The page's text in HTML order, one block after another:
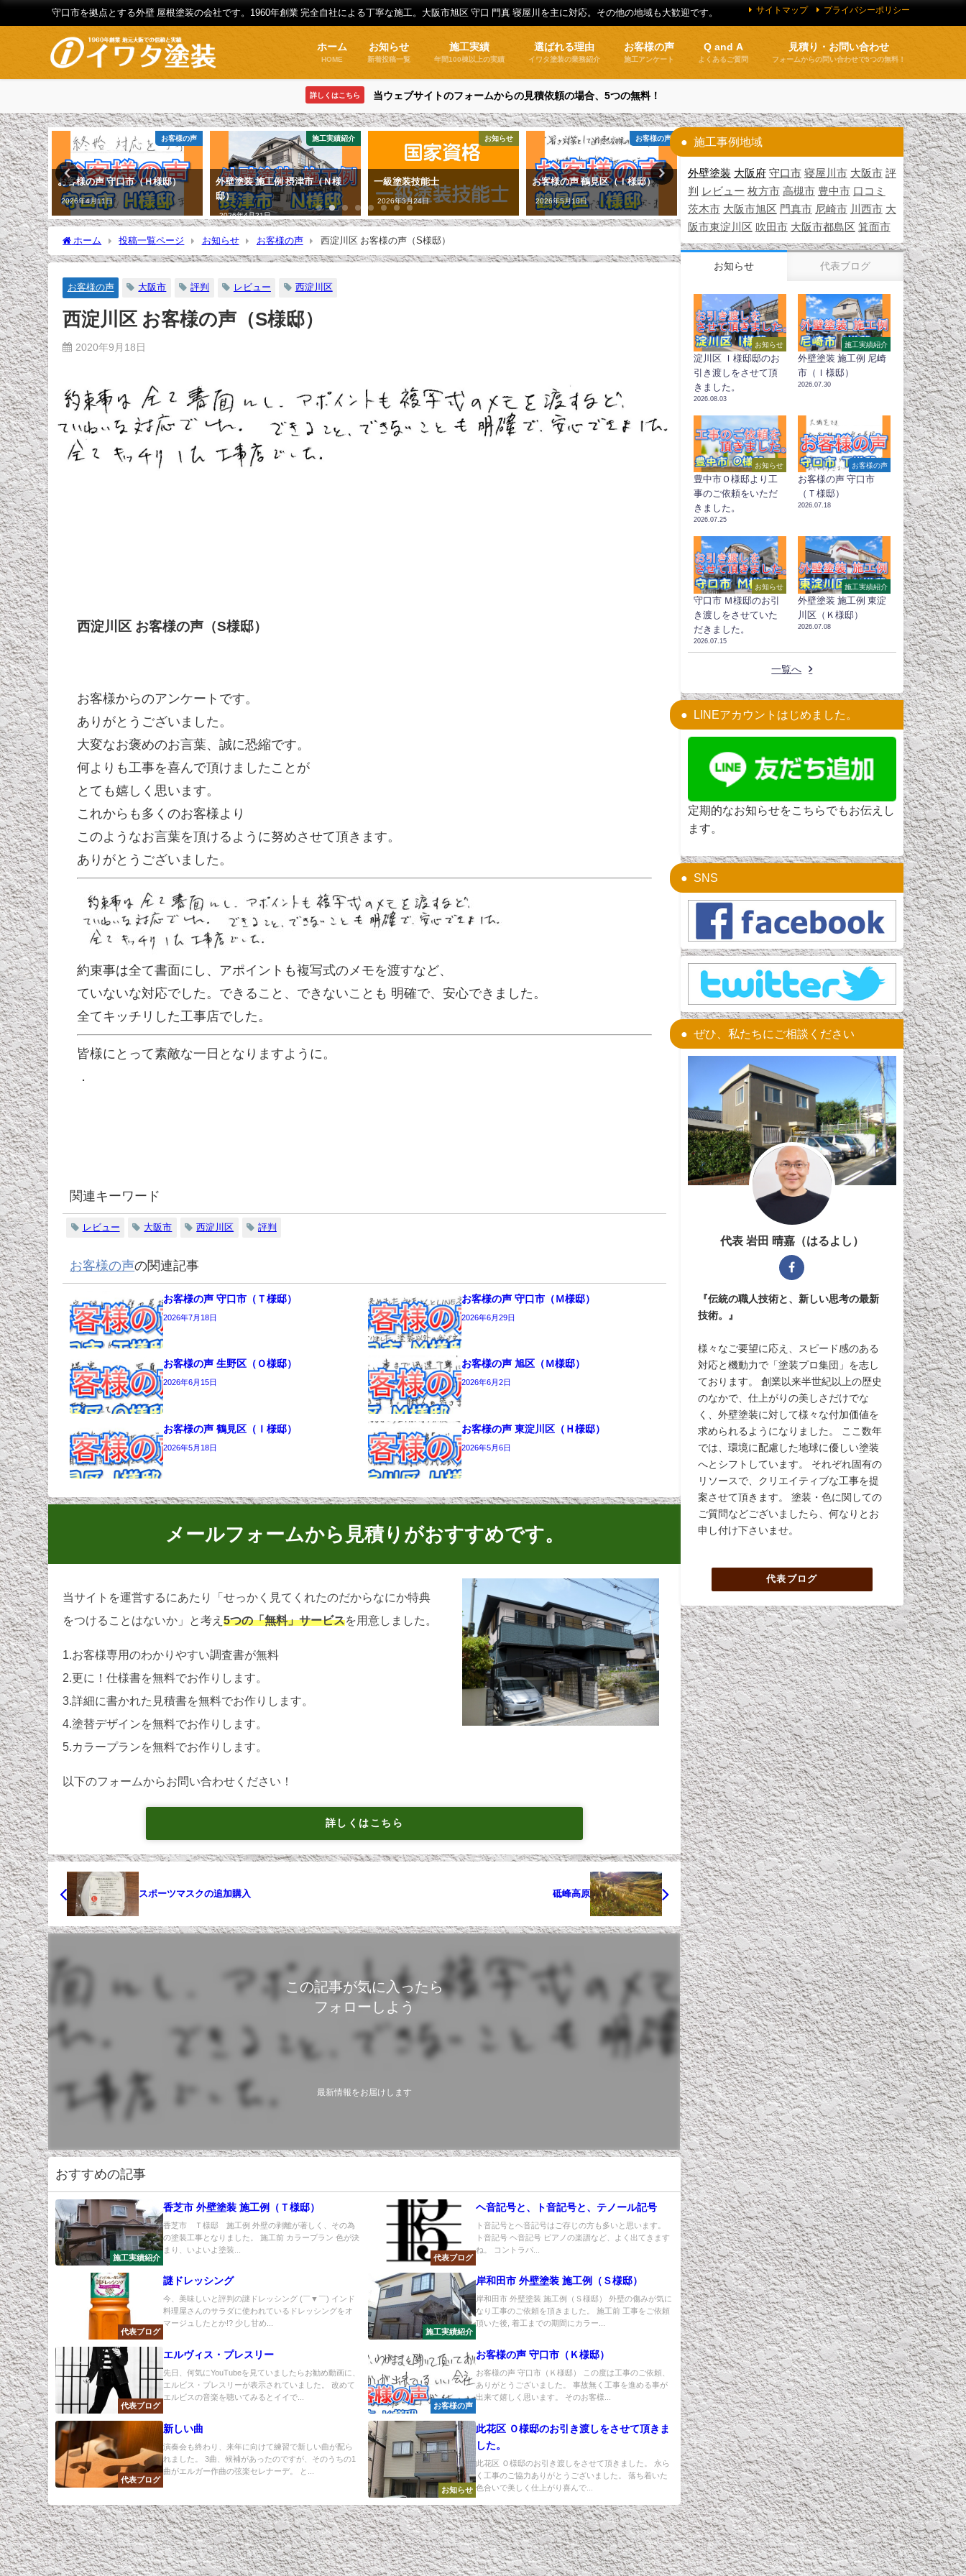
守口市を拠点とする外壁 屋根塗装の会社です。1960年創業 完全自社による丁寧な施工。大阪市旭区 守口 門真 寝屋川を主に対応。その他の地域も大歓迎です。 サイトマップ プライバシーポリシー
ホーム
HOME
お知らせ
新着投稿一覧
施工実績
年間100棟以上の実績
選ばれる理由
イワタ塗装の業務紹介
お客様の声
施工アンケート
Q and A
よくあるご質問
見積り・お問い合わせ
フォームからの問い合わせで5つの無料！
詳しくはこちら 当ウェブサイトのフォームからの見積依頼の場合、5つの無料！
お客様の声
）
お客様の声
お客様の声 守口市（Ｈ様邸）
2026年4月11日
施工実績紹介
外壁塗装 施工例 摂津市（Ｎ様
邸）
2026年4月21日
お知らせ
一級塗装技能士
2026年3月24日
お客様の声
お客様の声 鶴見区（Ｉ様邸）
2026年5月18日
外壁塗装 施工例 守口市（Ｉ様
邸）
2026年3月22日
建設業許可
ホーム 投稿一覧ページ お知らせ お客様の声 西淀川区 お客様の声（S様邸）
お客様の声 大阪市 評判 レビュー 西淀川区
西淀川区 お客様の声（S様邸）
2020年9月18日
西淀川区 お客様の声（S様邸）
お客様からのアンケートです。
ありがとうございました。
大変なお褒めのお言葉、誠に恐縮です。
何よりも工事を喜んで頂けましたことが
とても嬉しく思います。
これからも多くのお客様より
このようなお言葉を頂けるように努めさせて頂きます。
ありがとうございました。
約束事は全て書面にし、アポイントも複写式のメモを渡すなど、
ていないな対応でした。できること、できないことも 明確で、安心できました。
全てキッチリした工事店でした。
皆様にとって素敵な一日となりますように。
．
関連キーワード
レビュー 大阪市 西淀川区 評判
お客様の声の関連記事
お客様の声 守口市（Ｔ様邸）
2026年7月18日
お客様の声 守口市（Ｍ様邸）
2026年6月29日
お客様の声 生野区（Ｏ様邸）
2026年6月15日
お客様の声 旭区（Ｍ様邸）
2026年6月2日
お客様の声 鶴見区（Ｉ様邸）
2026年5月18日
お客様の声 東淀川区（Ｈ様邸）
2026年5月6日
メールフォームから見積りがおすすめです。
当サイトを運営するにあたり「せっかく見てくれたのだからなにか特典
をつけることはないか」と考え5つの「無料」サービスを用意しました。
1.お客様専用のわかりやすい調査書が無料
2.更に！仕様書を無料でお作りします。
3.詳細に書かれた見積書を無料でお作りします。
4.塗替デザインを無料でお作りします。
5.カラープランを無料でお作りします。
以下のフォームからお問い合わせください！
詳しくはこちら
スポーツマスクの追加購入 砥峰高原
この記事が気に入ったら
フォローしよう
最新情報をお届けします
おすすめの記事
施工実績紹介
香芝市 外壁塗装 施工例（Ｔ様邸）
香芝市 Ｔ様邸 施工例 外壁の剥離が著しく、その為
の塗装工事となりました。 施工前 カラープラン 色が決
まり、いよいよ塗装...
代表ブログ
ヘ音記号と、ト音記号と、テノール記号
ト音記号とヘ音記号はご存じの方も多いと思います。
ト音記号 ヘ音記号 ピアノの楽譜など、よく出てきます
ね。 コントラバ...
代表ブログ
謎ドレッシング
今、美味しいと評判の謎ドレッシング (￣▼￣) インド
料理屋さんのサラダに使われているドレッシングをオ
マージュしたとか!? 少し甘め...
施工実績紹介
岸和田市 外壁塗装 施工例（Ｓ様邸）
岸和田市 外壁塗装 施工例（Ｓ様邸） 外壁の傷みが気に
なり工事のご依頼を頂きました。 施工前 工事をご依頼
頂いた後, 着工までの期間にカラー...
代表ブログ
エルヴィス・プレスリー
先日、何気にYouTubeを見ていましたらお勧め動画に、
エルビス・プレスリーが表示されていました。 改めて
エルビスの音楽を聴いてみるとイイで...
お客様の声
お客様の声 守口市（Ｋ様邸）
お客様の声 守口市（Ｋ様邸） この度は工事のご依頼、
ありがとうございました。 事故無く工事を進める事が
出来て嬉しく思います。 そのお客様...
代表ブログ
新しい曲
演奏会も終わり、来年に向けて練習で新しい曲が配ら
れました。 3曲、候補があったのですが、そのうちの1
曲がエルガー作曲の弦楽セレナーデ。 と...
お知らせ
此花区 Ｏ様邸のお引き渡しをさせて頂きま
した。
此花区 Ｏ様邸のお引き渡しをさせて頂きました。 永ら
く工事のご協力ありがとうございました。 落ち着いた
色合いで美しく仕上がり喜んで...
施工事例地域
外壁塗装 大阪府 守口市 寝屋川市 大阪市 評
判
レビュー 枚方市 高槻市 豊中市 口コミ
茨木市 大阪市旭区 門真市 尼崎市 川西市 大
阪市東淀川区 吹田市 大阪市都島区 箕面市
お知らせ 代表ブログ
お知らせ
淀川区 Ｉ様邸邸のお
引き渡しをさせて頂
きました。
2026.08.03
施工実績紹介
外壁塗装 施工例 尼崎
市（Ｉ様邸）
2026.07.30
お知らせ
豊中市Ｏ様邸より工
事のご依頼をいただ
きました。
2026.07.25
お客様の声
お客様の声 守口市
（Ｔ様邸）
2026.07.18
お知らせ
守口市 Ｍ様邸のお引
き渡しをさせていた
だきました。
2026.07.15
施工実績紹介
外壁塗装 施工例 東淀
川区（Ｋ様邸）
2026.07.08
一覧へ
LINEアカウントはじめました。
定期的なお知らせをこちらでもお伝えし
ます。
SNS
ぜひ、私たちにご相談ください
代表 岩田 晴嘉（はるよし）
『伝統の職人技術と、新しい思考の最新
技術。』
様々なご要望に応え、スピード感のある
対応と機動力で「塗装プロ集団」を志し
ております。 創業以来半世紀以上の歴史
のなかで、仕上がりの美しさだけでな
く、外壁塗装に対して様々な付加価値を
求められるようになりました。 ここ数年
では、環境に配慮した地球に優しい塗装
へとシフトしています。 それぞれ固有の
リソースで、クリエイティブな工事を提
案させて頂きます。 塗装・色に関しての
ご質問などございましたら、何なりとお
申し付け下さいませ。
代表ブログ